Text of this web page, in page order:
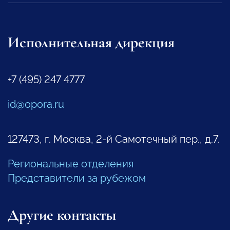
Исполнительная дирекция
+7 (495) 247 4777
id@opora.ru
127473, г. Москва, 2-й Самотечный пер., д.7.
Региональные отделения
Представители за рубежом
Другие контакты